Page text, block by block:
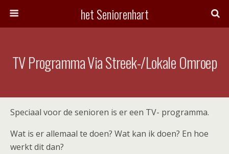
het Seniorenhart
TV Programma Via Streek-/Lokale Omroep
Speciaal voor de senioren is er een TV- programma.
Wat is er allemaal te doen? Wat kan ik doen? En hoe
werkt dit dan?